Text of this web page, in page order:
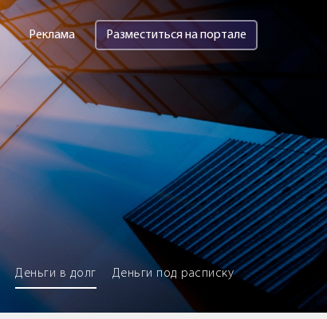
Реклама Разместиться на портале
Деньги в долг Деньги под расписку